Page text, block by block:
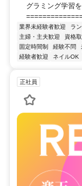
グラミング学習
業界未経験者歓迎 ラ
主婦・主夫歓迎
資格
固定時間制
経験不問
経験者歓迎
ネイルOK
正社員